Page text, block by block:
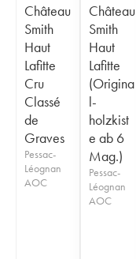
Château
Smith
Haut
Lafitte
Cru
Classé
de
Graves
Pessac-
Léognan
AOC
Château
Smith
Haut
Lafitte
(Origina
l-
holzkist
e ab 6
Mag.)
Pessac-
Léognan
AOC